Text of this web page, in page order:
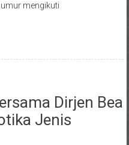
mengikuti
Dirjen Bea
Jenis